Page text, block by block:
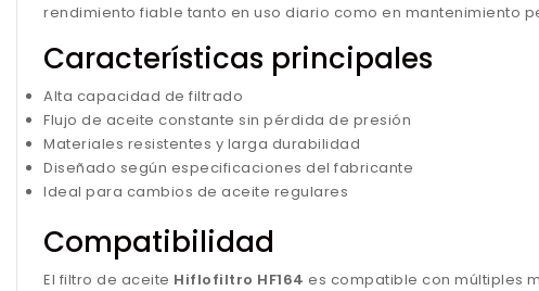
rendimiento fiable tanto en uso diario como en mantenimiento
Características principales
Alta capacidad de filtrado
Flujo de aceite constante sin pérdida de presión
Materiales resistentes y larga durabilidad
Diseñado según especificaciones del fabricante
Ideal para cambios de aceite regulares
Compatibilidad
El filtro de aceite Hiflofiltro HF164 es compatible con múltiples